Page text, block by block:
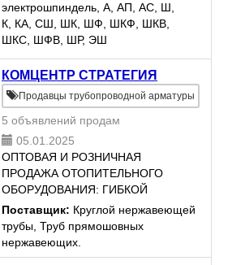
электрошпиндель, А, АП, АС, Ш,
К, КА, СШ, ШК, ШФ, ШКФ, ШКВ,
ШКС, ШФВ, ШР, ЭШ
Электрошпиндели
предназначены для
высокоскоростной обработки
материалов из дерева,
алюминия, пластика, печатных
плат, мета...
КОМЦЕНТР СТРАТЕГИЯ
Продавцы трубопроводной арматуры
5 объявлений продам
05.01.2025
ОПТОВАЯ И РОЗНИЧНАЯ
ПРОДАЖА ОТОПИТЕЛЬНОГО
ОБОРУДОВАНИЯ: ГИБКОЙ
СИЛЬФОННОЙ ТРУБЫ ИЗ
НЕРЖАВЕЮЩЕЙ СТАЛИ,
ЛАТУННЫХ ФИТИНГОВ,
НАКИДНЫХ ГАЕК. ЛЕГКО
Поставщик: Круглой нержавеющей
трубы, Труб прямошовных
нержавеющих.